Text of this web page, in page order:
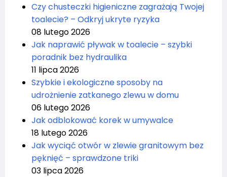
Czy chusteczki higieniczne zagrażają Twojej
toalecie? – Odkryj ukryte ryzyka
08 lutego 2026
Jak naprawić pływak w toalecie – szybki
poradnik bez hydraulika
11 lipca 2026
Szybkie i ekologiczne sposoby na
udrożnienie zatkanego zlewu w domu
06 lutego 2026
Jak odblokować korek w umywalce
18 lutego 2026
Jak wyciąć otwór w zlewie granitowym bez
pęknięć – sprawdzone triki
03 lipca 2026